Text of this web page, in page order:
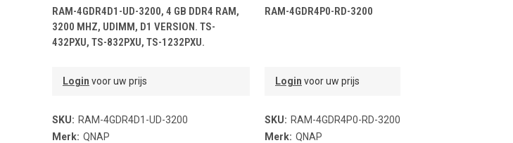
TOEVOEGEN AAN WINKELMANDJE
RAM-4GDR4D1-UD-3200, 4 GB DDR4 RAM,
3200 MHZ, UDIMM, D1 VERSION. TS-
432PXU, TS-832PXU, TS-1232PXU.
Login voor uw prijs
SKU: RAM-4GDR4D1-UD-3200
Merk: QNAP
TOEVOEGEN AAN WINKELMANDJE
RAM-4GDR4P0-RD-3200
Login voor uw prijs
SKU: RAM-4GDR4P0-RD-3200
Merk: QNAP